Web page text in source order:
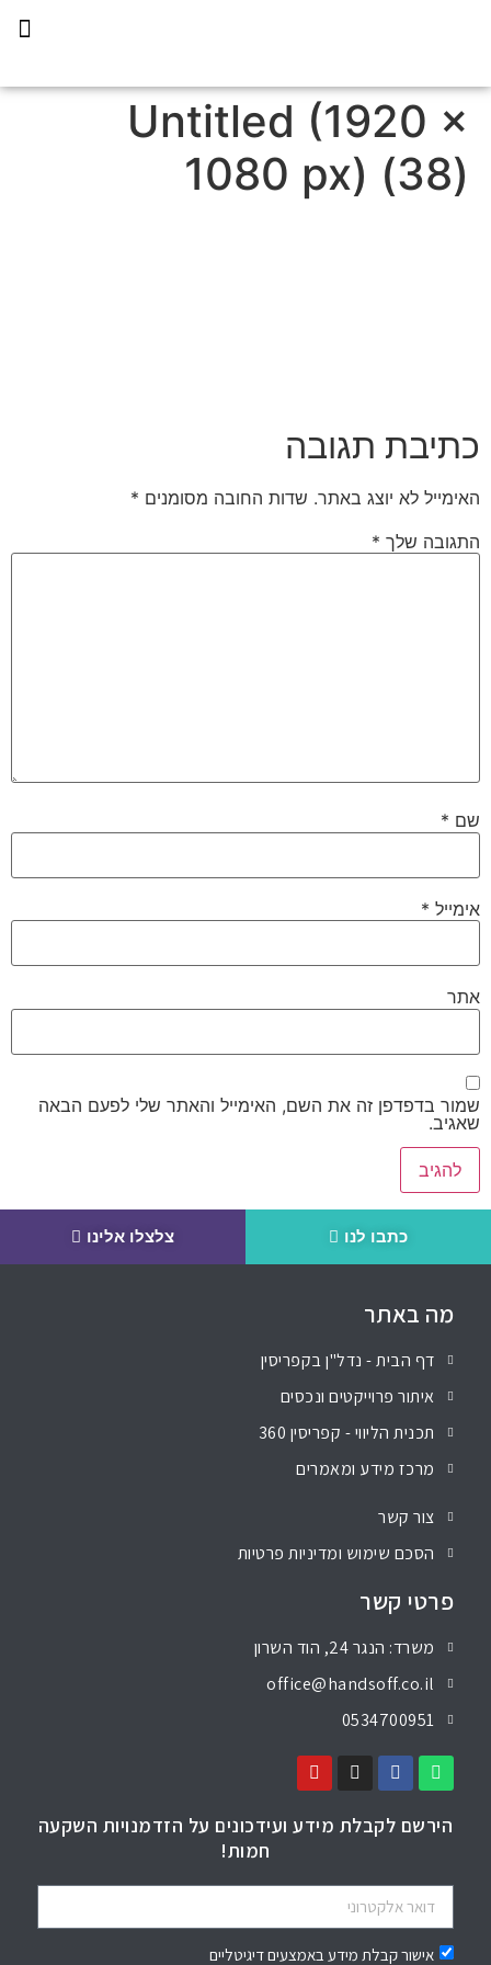
Untitled (1920 ×
1080 px) (38)
כתיבת תגובה
האימייל לא יוצג באתר. שדות החובה מסומנים *
התגובה שלך *
שם *
אימייל *
אתר
שמור בדפדפן זה את השם, האימייל והאתר שלי לפעם הבאה
שאגיב.
כתבו לנו צלצלו אלינו
מה באתר
דף הבית - נדל"ן בקפריסין
איתור פרוייקטים ונכסים
תכנית הליווי - קפריסין 360
מרכז מידע ומאמרים
צור קשר
הסכם שימוש ומדיניות פרטיות
פרטי קשר
משרד: הנגר 24, הוד השרון
office@handsoff.co.il
0534700951
הירשם לקבלת מידע ועידכונים על הזדמנויות השקעה
חמות!
אישור קבלת מידע באמצעים דיגיטליים